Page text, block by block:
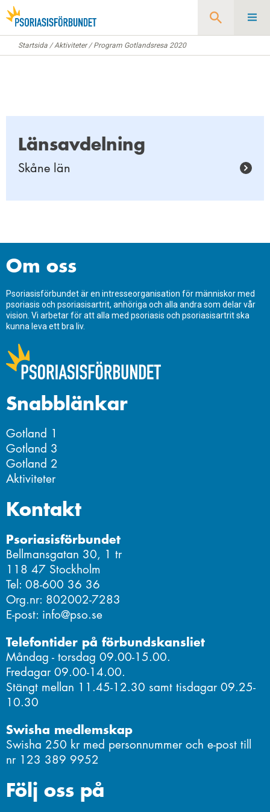
Sök
Startsida /Aktiviteter/Program Gotlandsresa 2020
Länsavdelning
Skåne län
Om oss
Psoriasisförbundet är en intresseorganisation för människor med
psoriasis och psoriasisartrit, anhöriga och alla andra som delar vår
vision. Vi arbetar för att alla med psoriasis och psoriasisartrit ska
kunna leva ett bra liv.
Kontakt
Psoriasisförbundet
Bellmansgatan 30, 1 tr
118 47 Stockholm
Tel: 08-600 36 36
Org.nr: 802002-7283
E-post: info@pso.se
Telefontider på förbundskansliet
Måndag - torsdag 09.00-15.00.
Fredagar 09.00-14.00.
Stängt mellan 11.45-12.30 samt tisdagar 09.25-
10.30
Swisha medlemskap
Swisha 250 kr med personnummer och e-post till
nr 123 389 9952
Snabblänkar
Gotland 1
Gotland 3
Gotland 2
Aktiviteter
Följ oss på